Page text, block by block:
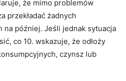
że mimo problemów
przekładać żadnych
na później. Jeśli jednak sytuacja
co 10. wskazuje, że odłoży
czynsz lub